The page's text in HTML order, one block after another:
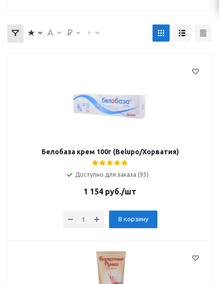
Белобаза крем 100г (Belupo/Хорватия)
Доступно для заказа (93)
1 154 руб./шт
В корзину